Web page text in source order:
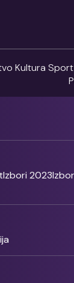
Kultura Sport
Izbori 2023